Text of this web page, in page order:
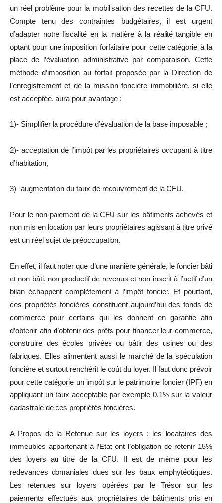
un réel problème pour la mobilisation des recettes de la CFU.
Compte tenu des contraintes budgétaires, il est urgent
d’adapter notre fiscalité en la matière à la réalité tangible en
optant pour une imposition forfaitaire pour cette catégorie à la
place de l’évaluation administrative par comparaison. Cette
méthode d’imposition au forfait proposée par la Direction de
l’enregistrement et de la mission foncière immobilière, si elle
est acceptée, aura pour avantage :
1)- Simplifier la procédure d’évaluation de la base imposable ;
2)- acceptation de l’impôt par les propriétaires occupant à titre
d’habitation,
3)- augmentation du taux de recouvrement de la CFU.
Pour le non-paiement de la CFU sur les bâtiments achevés et
non mis en location par leurs propriétaires agissant à titre privé
est un réel sujet de préoccupation.
En effet, il faut noter que d’une manière générale, le foncier bâti
et non bâti, non productif de revenus et non inscrit à l’actif d’un
bilan échappent complètement à l’impôt foncier. Et pourtant,
ces propriétés foncières constituent aujourd’hui des fonds de
commerce pour certains qui les donnent en garantie afin
d’obtenir afin d’obtenir des prêts pour financer leur commerce,
construire des écoles privées ou bâtir des usines ou des
fabriques. Elles alimentent aussi le marché de la spéculation
foncière et surtout renchérit le coût du loyer. Il faut donc prévoir
pour cette catégorie un impôt sur le patrimoine foncier (IPF) en
appliquant un taux acceptable par exemple 0,1% sur la valeur
cadastrale de ces propriétés foncières.
A Propos de la Retenue sur les loyers ; les locataires des
immeubles appartenant à l’Etat ont l’obligation de retenir 15%
des loyers au titre de la CFU. Il est de même pour les
redevances domaniales dues sur les baux emphytéotiques.
Les retenues sur loyers opérées par le Trésor sur les
paiements effectués aux propriétaires de bâtiments pris en